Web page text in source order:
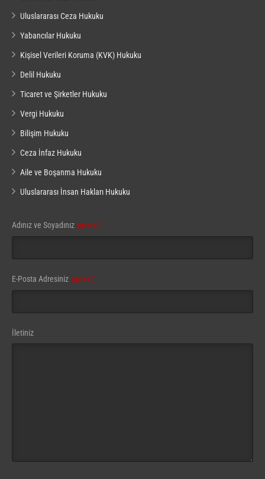
Uluslararası Ceza Hukuku
Yabancılar Hukuku
Kişisel Verileri Koruma (KVK) Hukuku
Delil Hukuku
Ticaret ve Şirketler Hukuku
Vergi Hukuku
Bilişim Hukuku
Ceza İnfaz Hukuku
Aile ve Boşanma Hukuku
Uluslararası İnsan Hakları Hukuku
Adınız ve Soyadınız (gerekli)
E-Posta Adresiniz (gerekli)
İletiniz